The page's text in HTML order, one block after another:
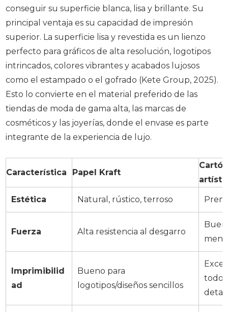
conseguir su superficie blanca, lisa y brillante. Su
principal ventaja es su capacidad de impresión
superior. La superficie lisa y revestida es un lienzo
perfecto para gráficos de alta resolución, logotipos
intrincados, colores vibrantes y acabados lujosos
como el estampado o el gofrado (Kete Group, 2025).
Esto lo convierte en el material preferido de las
tiendas de moda de gama alta, las marcas de
cosméticos y las joyerías, donde el envase es parte
integrante de la experiencia de lujo.
Característica Papel Kraft
Estética Natural, rústico, terroso
Fuerza Alta resistencia al desgarro
Imprimibilid
ad
Bueno para
logotipos/diseños sencillos
todo